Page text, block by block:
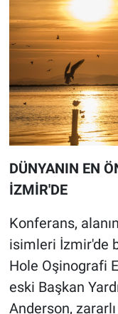
DÜNYANIN EN
İZMİR'DE
Konferans,
isimleri İzmir'de
Hole Oşinografi
eski Başkan
Anderson,